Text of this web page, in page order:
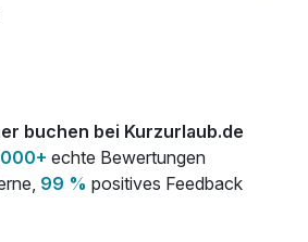
buchen bei Kurzurlaub.de
echte Bewertungen
99 % positives Feedback